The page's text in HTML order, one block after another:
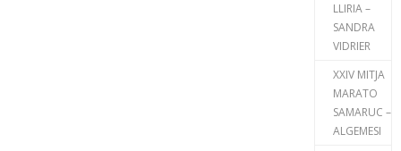
LLIRIA –
SANDRA
VIDRIER
XXIV MITJA
MARATO
SAMARUC –
ALGEMESI